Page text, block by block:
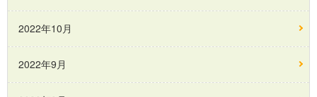
2022年10月
2022年9月